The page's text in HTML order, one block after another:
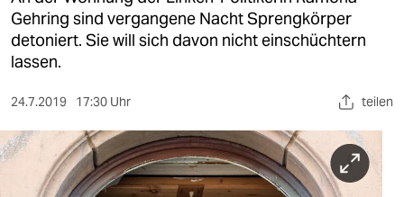
gesellschaft
kultur
sport
berlin
nord
Gehring sind vergangene Nacht Sprengkörper
detoniert. Sie will sich davon nicht einschüchtern
lassen.
24.7.2019 17:30 Uhr teilen